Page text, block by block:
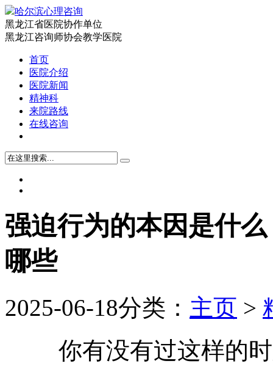
哈尔滨心理咨询
黑龙江省医院协作单位
黑龙江咨询师协会教学医院
首页
医院介绍
医院新闻
精神科
来院路线
在线咨询
强迫行为的本因是什
哪些
2025-06-18分类： 主页 >
你有没有过这样的时